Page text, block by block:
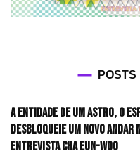
A entidade de um astro, o
desbloqueie um novo
Entrevista CHA EUN-WOO